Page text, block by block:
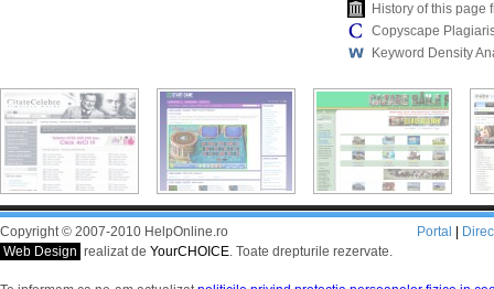
History of this page
Copyscape
Keyword Density
Copyright © 2007-2010 HelpOnline.ro
Web Design realizat de YourCHOICE. Toate drepturile rezervate.
Portal